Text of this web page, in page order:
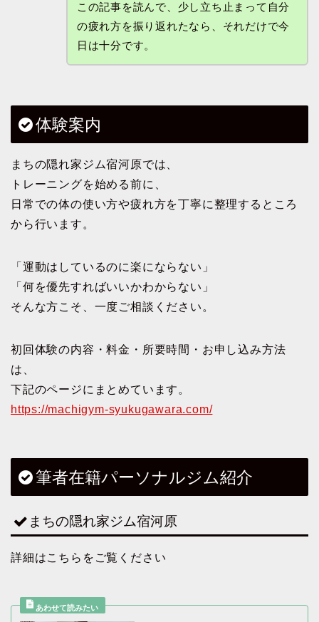
この記事を読んで、少し立ち止まって自分
の疲れ方を振り返れたなら、それだけで今
日は十分です。
体験案内
まちの隠れ家ジム宿河原では、
トレーニングを始める前に、
日常での体の使い方や疲れ方を丁寧に整理するところ
から行います。
「運動はしているのに楽にならない」
「何を優先すればいいかわからない」
そんな方こそ、一度ご相談ください。
初回体験の内容・料金・所要時間・お申し込み方法
は、
下記のページにまとめています。
https://machigym-syukugawara.com/
筆者在籍パーソナルジム紹介
まちの隠れ家ジム宿河原
詳細はこちらをご覧ください